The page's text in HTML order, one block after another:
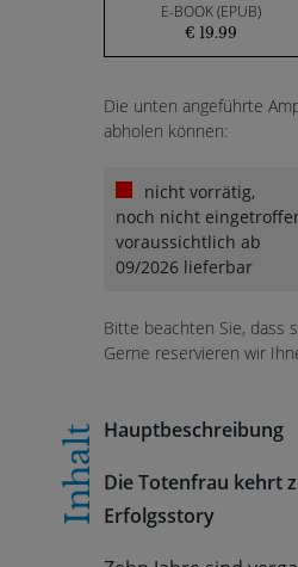
E-BOOK (EPUB)
€ 19.99
Die unten angeführte
abholen können:
nicht vorrätig,
noch nicht
voraussichtlich ab
09/2026 lieferbar
Bitte beachten Sie, dass
Gerne reservieren wir
Inhalt Hauptbeschreibung
Die Totenfrau kehrt
Erfolgsstory